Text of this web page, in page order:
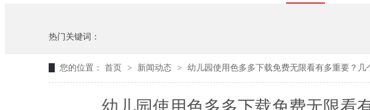
热门关键词：
您的位置： 首页 > 新闻动态 > 幼儿园使用色多多下载免费无限看有多重要？几